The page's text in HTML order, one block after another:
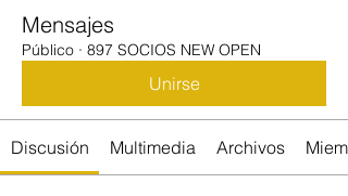
Mensajes
Público · 897 SOCIOS NEW OPEN
Unirse
Discusión Multimedia Archivos